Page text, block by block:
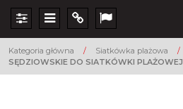
Panel Menu Info Lang
Kategoria główna / Siatkówka plażowa /
SĘDZIOWSKIE DO SIATKÓWKI PLAŻOWEJ